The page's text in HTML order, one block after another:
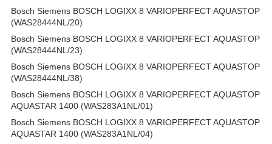
Bosch Siemens BOSCH LOGIXX 8 VARIOPERFECT AQUASTOP
(WAS28444NL/20)
Bosch Siemens BOSCH LOGIXX 8 VARIOPERFECT AQUASTOP
(WAS28444NL/23)
Bosch Siemens BOSCH LOGIXX 8 VARIOPERFECT AQUASTOP
(WAS28444NL/38)
Bosch Siemens BOSCH LOGIXX 8 VARIOPERFECT AQUASTOP
AQUASTAR 1400 (WAS283A1NL/01)
Bosch Siemens BOSCH LOGIXX 8 VARIOPERFECT AQUASTOP
AQUASTAR 1400 (WAS283A1NL/04)